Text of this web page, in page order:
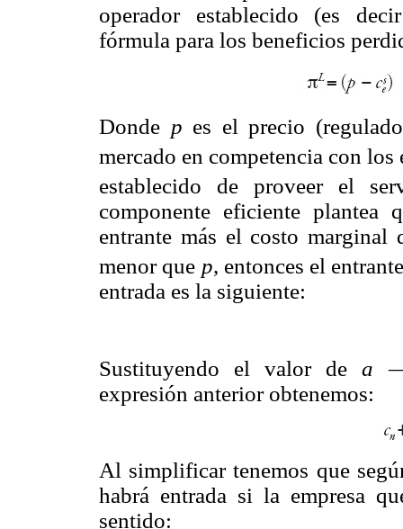
operador establecido (es
fórmula para los beneficios
Donde p es el precio
mercado en competencia con
establecido de proveer el
componente eficiente
entrante más el costo
menor que p, entonces el
entrada es la siguiente:
Sustituyendo el valor dea
expresión anterior obtenemos:
Al simplificar tenemos que
habrá entrada si la empresa
sentido: